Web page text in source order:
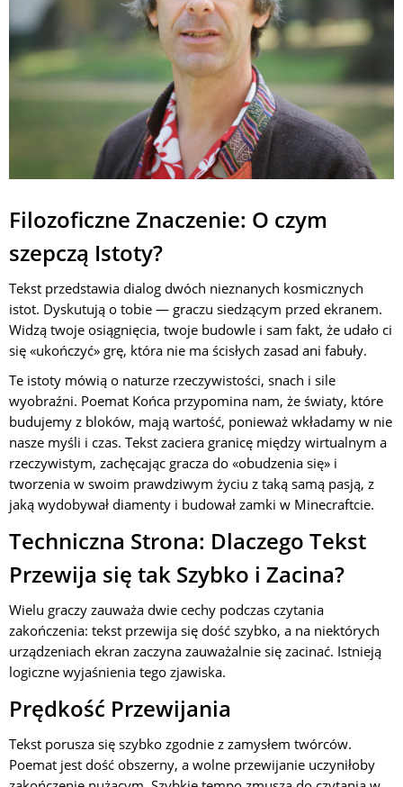
Filozoficzne Znaczenie: O czym
szepczą Istoty?
Tekst przedstawia dialog dwóch nieznanych kosmicznych
istot. Dyskutują o tobie — graczu siedzącym przed ekranem.
Widzą twoje osiągnięcia, twoje budowle i sam fakt, że udało ci
się «ukończyć» grę, która nie ma ścisłych zasad ani fabuły.
Te istoty mówią o naturze rzeczywistości, snach i sile
wyobraźni. Poemat Końca przypomina nam, że światy, które
budujemy z bloków, mają wartość, ponieważ wkładamy w nie
nasze myśli i czas. Tekst zaciera granicę między wirtualnym a
rzeczywistym, zachęcając gracza do «obudzenia się» i
tworzenia w swoim prawdziwym życiu z taką samą pasją, z
jaką wydobywał diamenty i budował zamki w Minecraftcie.
Techniczna Strona: Dlaczego Tekst
Przewija się tak Szybko i Zacina?
Wielu graczy zauważa dwie cechy podczas czytania
zakończenia: tekst przewija się dość szybko, a na niektórych
urządzeniach ekran zaczyna zauważalnie się zacinać. Istnieją
logiczne wyjaśnienia tego zjawiska.
Prędkość Przewijania
Tekst porusza się szybko zgodnie z zamysłem twórców.
Poemat jest dość obszerny, a wolne przewijanie uczyniłoby